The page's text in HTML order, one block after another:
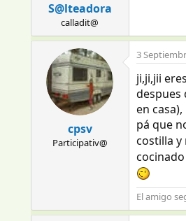
S@lteadora
calladit@
cpsv
Participativ@
3
ji,ji,jii
despues
en
pá que
costilla y
El amigo